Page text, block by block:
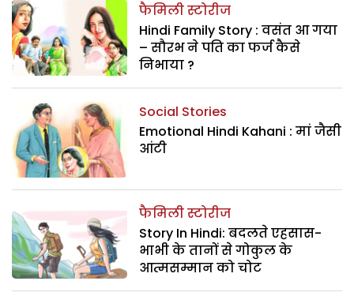
फैमिली स्टोरीज
Hindi Family Story : वसंत आ गया
– सौरभ ने पति का फर्ज कैसे
निभाया ?
Social Stories
Emotional Hindi Kahani : मां जैसी
आंटी
फैमिली स्टोरीज
Story In Hindi: बदलते एहसास-
भाभी के तानों से गोकुल के
आत्मसम्मान को चोट